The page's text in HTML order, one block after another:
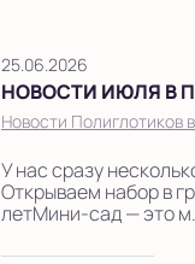
25.06.2026
НОВОСТИ ИЮЛЯ В
Новости Полиглотиков
У нас сразу
Открываем набор в
летМини-сад — это